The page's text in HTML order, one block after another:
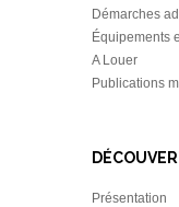
Démarches
Équipements
A Louer
Publications
Présentation